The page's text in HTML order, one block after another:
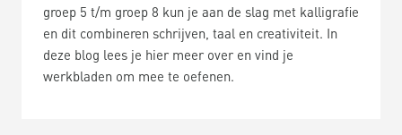
groep 5 t/m groep 8 kun je aan de slag met kalligrafie
en dit combineren schrijven, taal en creativiteit. In
deze blog lees je hier meer over en vind je
werkbladen om mee te oefenen.